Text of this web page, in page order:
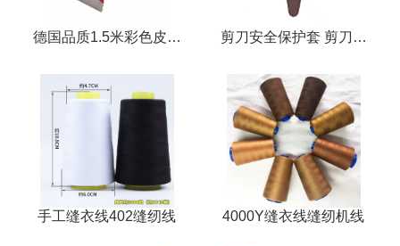
德国品质1.5米彩色皮尺
剪刀安全保护套 剪刀套
手工缝衣线402缝纫线 4000Y缝衣线缝纫机线